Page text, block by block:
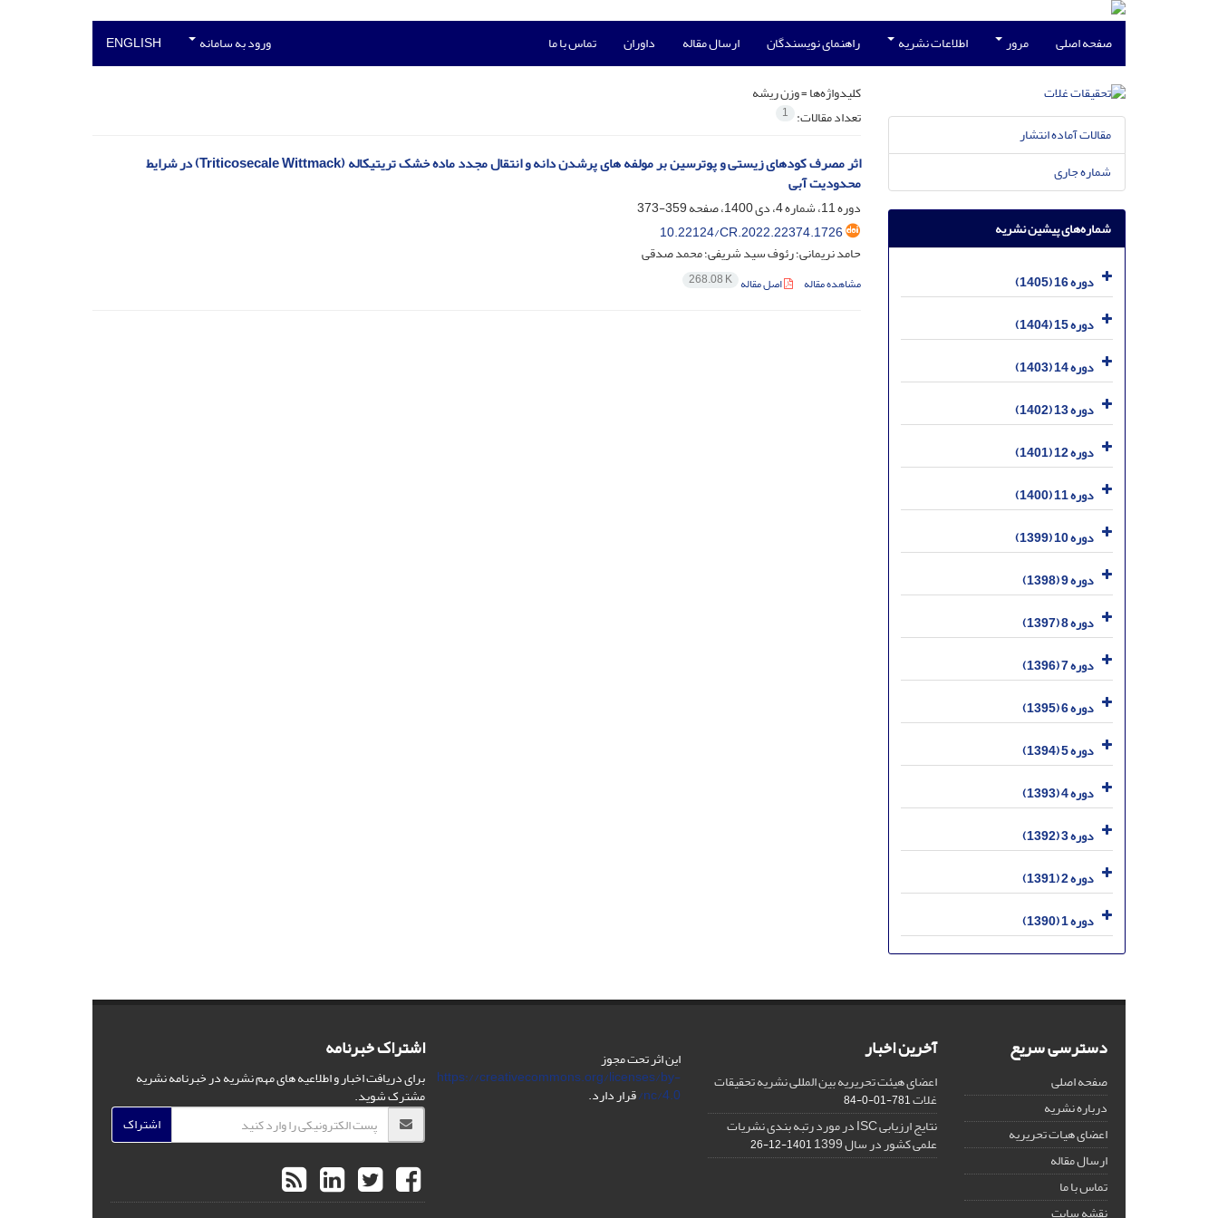
صفحه اصلی مرور اطلاعات نشریه راهنمای نویسندگان ارسال مقاله داوران تماس با ما ورود به سامانه ENGLISH
کلیدواژه‌ها =وزن ریشه
تعداد مقالات: 1
اثر مصرف کودهای زیستی و پوترسین بر مولفه های پرشدن دانه و انتقال مجدد ماده خشک تریتیکاله (Triticosecale Wittmack) در شرایط
محدودیت آبی
دوره 11، شماره 4، دی 1400، صفحه
359-373
10.22124/CR.2022.22374.1726
حامد نریمانی؛ رئوف سید شریفی؛ محمد صدقی
مشاهده مقاله اصل مقاله 268.08 K
مقالات آماده انتشار
شماره جاری
شماره‌های پیشین نشریه
دوره 16 (1405)
دوره 15 (1404)
دوره 14 (1403)
دوره 13 (1402)
دوره 12 (1401)
دوره 11 (1400)
دوره 10 (1399)
دوره 9 (1398)
دوره 8 (1397)
دوره 7 (1396)
دوره 6 (1395)
دوره 5 (1394)
دوره 4 (1393)
دوره 3 (1392)
دوره 2 (1391)
دوره 1 (1390)
دسترسی سریع
صفحه اصلی
درباره نشریه
اعضای هیات تحریریه
ارسال مقاله
تماس با ما
نقشه سایت
آخرین اخبار
اعضای هیئت تحریریه بین المللی نشریه تحقیقات
غلات781-01-0-84
نتایج ارزیابی ISC در مورد رتبه بندی نشریات
علمی کشور در سال 1399 1401-12-26
این اثر تحت مجوز
https://creativecommons.org/licenses/by-
nc/4.0/ قرار دارد.
اشتراک خبرنامه
برای دریافت اخبار و اطلاعیه های مهم نشریه در خبرنامه نشریه
مشترک شوید.
اشتراک